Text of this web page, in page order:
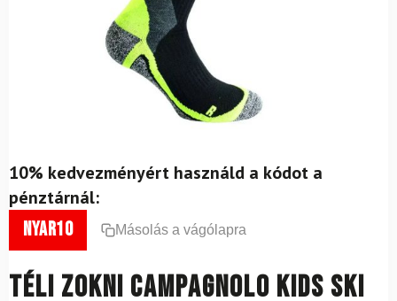
10% kedvezményért használd a kódot a
pénztárnál:
nyar10 Másolás a vágólapra
Téli zokni CAMPAGNOLO Kids Ski